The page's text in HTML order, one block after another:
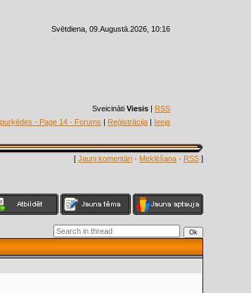
Svētdiena, 09.Augustā.2026, 10:16
Sveicināti Viesis | RSS
- Page 14 - Forums | Reģistrācija | Ieeja
[ Jauni komentāri · Meklēšana · RSS ]